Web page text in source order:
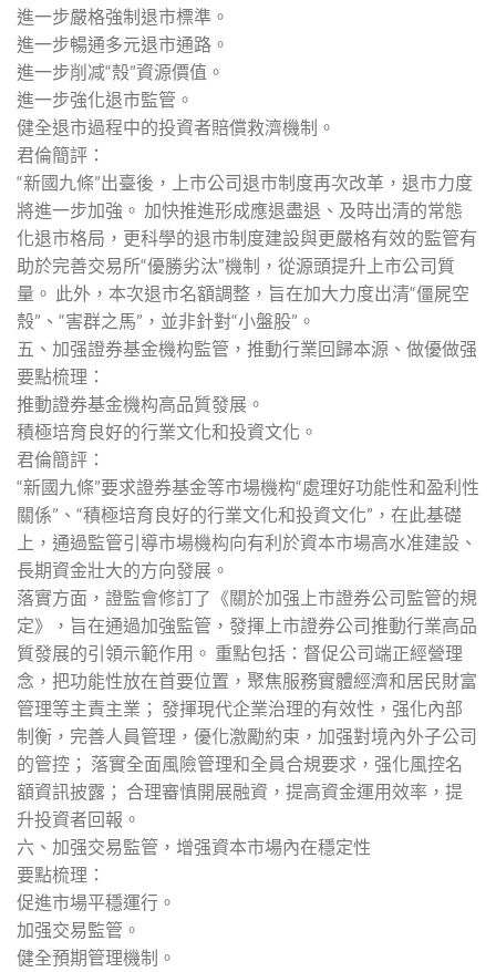
進一步嚴格強制退市標準。
進一步暢通多元退市通路。
進一步削减“殼”資源價值。
進一步強化退市監管。
健全退市過程中的投資者賠償救濟機制。
君倫簡評：
“新國九條”出臺後，上市公司退市制度再次改革，退市力度
將進一步加強。 加快推進形成應退盡退、及時出清的常態
化退市格局，更科學的退市制度建設與更嚴格有效的監管有
助於完善交易所“優勝劣汰”機制，從源頭提升上市公司質
量。 此外，本次退市名額調整，旨在加大力度出清“僵屍空
殼”、“害群之馬”，並非針對“小盤股”。
五、加强證券基金機构監管，推動行業回歸本源、做優做强
要點梳理：
推動證券基金機构高品質發展。
積極培育良好的行業文化和投資文化。
君倫簡評：
“新國九條”要求證券基金等市場機构“處理好功能性和盈利性
關係”、“積極培育良好的行業文化和投資文化”，在此基礎
上，通過監管引導市場機构向有利於資本市場高水准建設、
長期資金壯大的方向發展。
落實方面，證監會修訂了《關於加强上市證券公司監管的規
定》，旨在通過加強監管，發揮上市證券公司推動行業高品
質發展的引領示範作用。 重點包括：督促公司端正經營理
念，把功能性放在首要位置，聚焦服務實體經濟和居民財富
管理等主責主業； 發揮現代企業治理的有效性，强化內部
制衡，完善人員管理，優化激勵約束，加强對境內外子公司
的管控； 落實全面風險管理和全員合規要求，强化風控名
額資訊披露； 合理審慎開展融資，提高資金運用效率，提
升投資者回報。
六、加强交易監管，增强資本市場內在穩定性
要點梳理：
促進市場平穩運行。
加强交易監管。
健全預期管理機制。